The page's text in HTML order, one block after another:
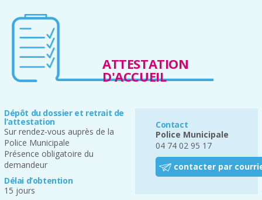
ATTESTATION
D'ACCUEIL
Dépôt du dossier et retrait de
l’attestation
Sur rendez-vous auprès de la
Police Municipale
Présence obligatoire du
demandeur
Délai d’obtention
15 jours
Contact
Police Municipale
04 74 02 95 17
contacter par